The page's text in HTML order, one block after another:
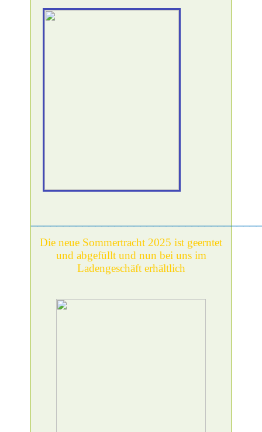
Die neue Sommertracht 2025 ist geerntet
und abgefüllt und nun bei uns im
Ladengeschäft erhältlich